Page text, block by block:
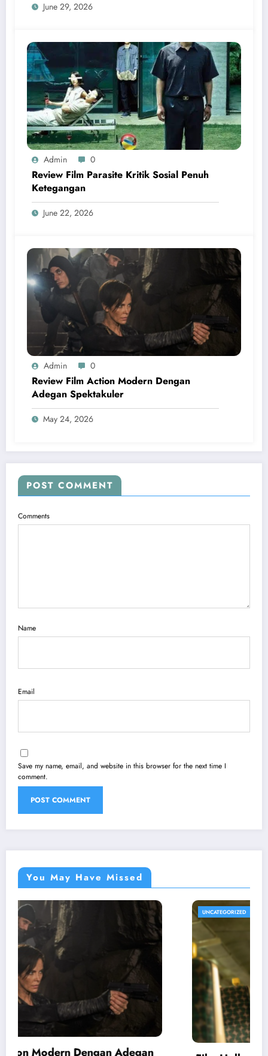
June 29, 2026
Admin 0
Review Film Parasite Kritik Sosial Penuh
Ketegangan
June 22, 2026
Admin 0
Review Film Action Modern Dengan
Adegan Spektakuler
May 24, 2026
POST COMMENT
Comments
Name
Email
Save my name, email, and website in this browser for the next time I
comment.
You May Have Missed
UNCATEGORIZED